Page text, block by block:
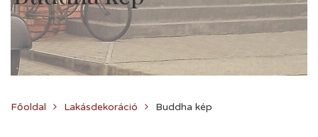
Főoldal Lakásdekoráció Buddha kép